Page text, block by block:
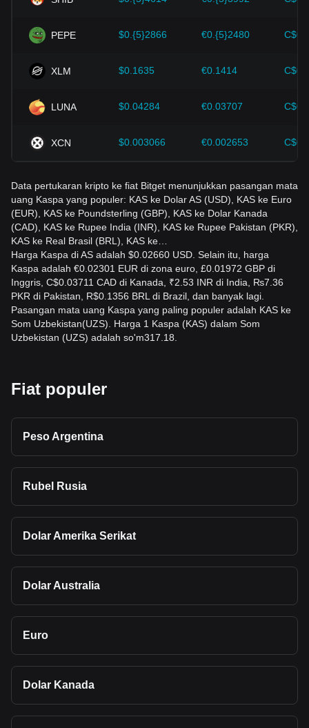
strategi investasi mereka di pasar yang terus berkembang.
PEPE $0.{5}2866 €0.{5}2480
XLM $0.1635 €0.1414
LUNA $0.04284 €0.03707
XCN $0.003066 €0.002653
Data pertukaran kripto ke fiat Bitget menunjukkan pasangan mata
uang Kaspa yang populer: KAS ke Dolar AS (USD), KAS ke Euro
(EUR), KAS ke Poundsterling (GBP), KAS ke Dolar Kanada
(CAD), KAS ke Rupee India (INR), KAS ke Rupee Pakistan (PKR),
KAS ke Real Brasil (BRL), KAS ke…
Harga Kaspa di AS adalah $0.02660 USD. Selain itu, harga
Kaspa adalah €0.02301 EUR di zona euro, £0.01972 GBP di
Inggris, C$0.03711 CAD di Kanada, ₹2.53 INR di India, ₨7.36
PKR di Pakistan, R$0.1356 BRL di Brazil, dan banyak lagi.
Pasangan mata uang Kaspa yang paling populer adalah KAS ke
Som Uzbekistan(UZS). Harga 1 Kaspa (KAS) dalam Som
Uzbekistan (UZS) adalah so'm317.18.
Fiat populer
Peso Argentina
Rubel Rusia
Dolar Amerika Serikat
Dolar Australia
Euro
Dolar Kanada